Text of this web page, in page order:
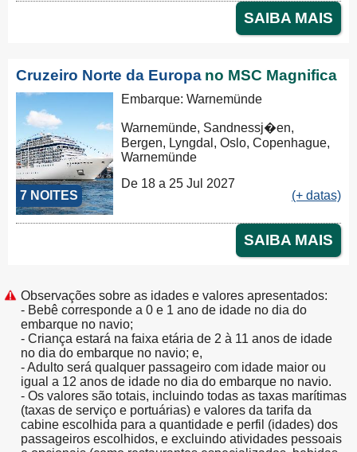
SAIBA MAIS
Cruzeiro Norte da Europa no MSC Magnifica
7 NOITES
Embarque: Warnemünde
Warnemünde, Sandnessj�en,
Bergen, Lyngdal, Oslo, Copenhague,
Warnemünde
De 18 a 25 Jul 2027
(+ datas)
SAIBA MAIS
Observações sobre as idades e valores apresentados:
- Bebê corresponde a 0 e 1 ano de idade no dia do
embarque no navio;
- Criança estará na faixa etária de 2 à 11 anos de idade
no dia do embarque no navio; e,
- Adulto será qualquer passageiro com idade maior ou
igual a 12 anos de idade no dia do embarque no navio.
- Os valores são totais, incluindo todas as taxas marítimas
(taxas de serviço e portuárias) e valores da tarifa da
cabine escolhida para a quantidade e perfil (idades) dos
passageiros escolhidos, e excluindo atividades pessoais